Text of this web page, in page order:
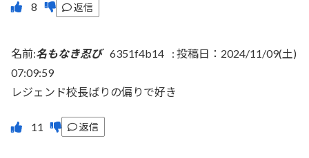
返信
名前:名もなき忍び 6351f4b14 : 投稿日：2024/11/09(土)
07:09:59
レジェンド校長ばりの偏りで好き
返信